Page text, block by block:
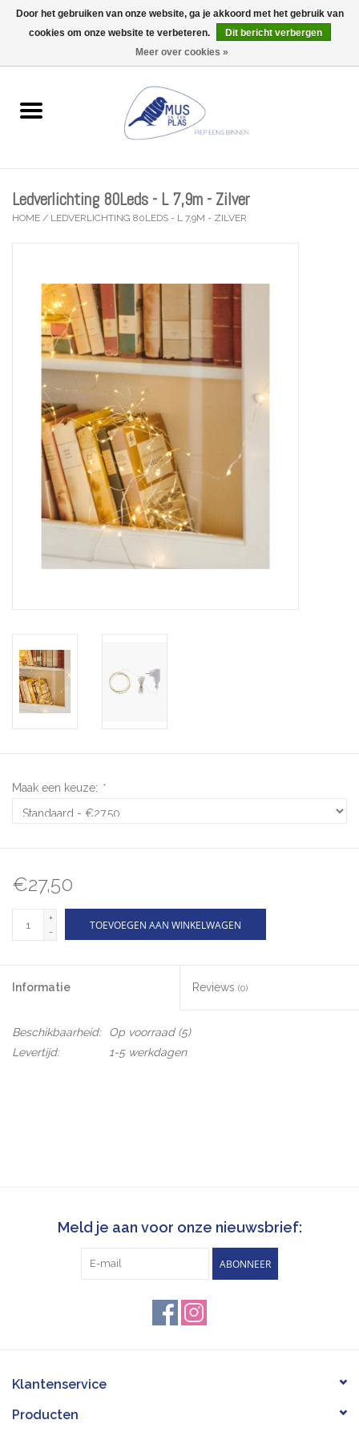
0 Artikelen - €0,00
Wenskaarten
Lifestyle
Troost
Thema
Pasen
Koopjes
Cadeaubonnen
Ledverlichting 80Leds - L 7,9m - Zilver
HOME / LEDVERLICHTING 80LEDS - L 7,9M - ZILVER
Maak een keuze: *
€27,50
+
-
TOEVOEGEN AAN WINKELWAGEN
Informatie Reviews (0)
Beschikbaarheid: Op voorraad(5)
Levertijd:
1-5 werkdagen
Meld je aan voor onze nieuwsbrief:
ABONNEER
Klantenservice
Producten
Door het gebruiken van onze website, ga je akkoord met het gebruik van
cookies om onze website te verbeteren.
Dit bericht verbergen
Meer over cookies »
Wij zijn uitzonderlijk gesloten op Do 13/08